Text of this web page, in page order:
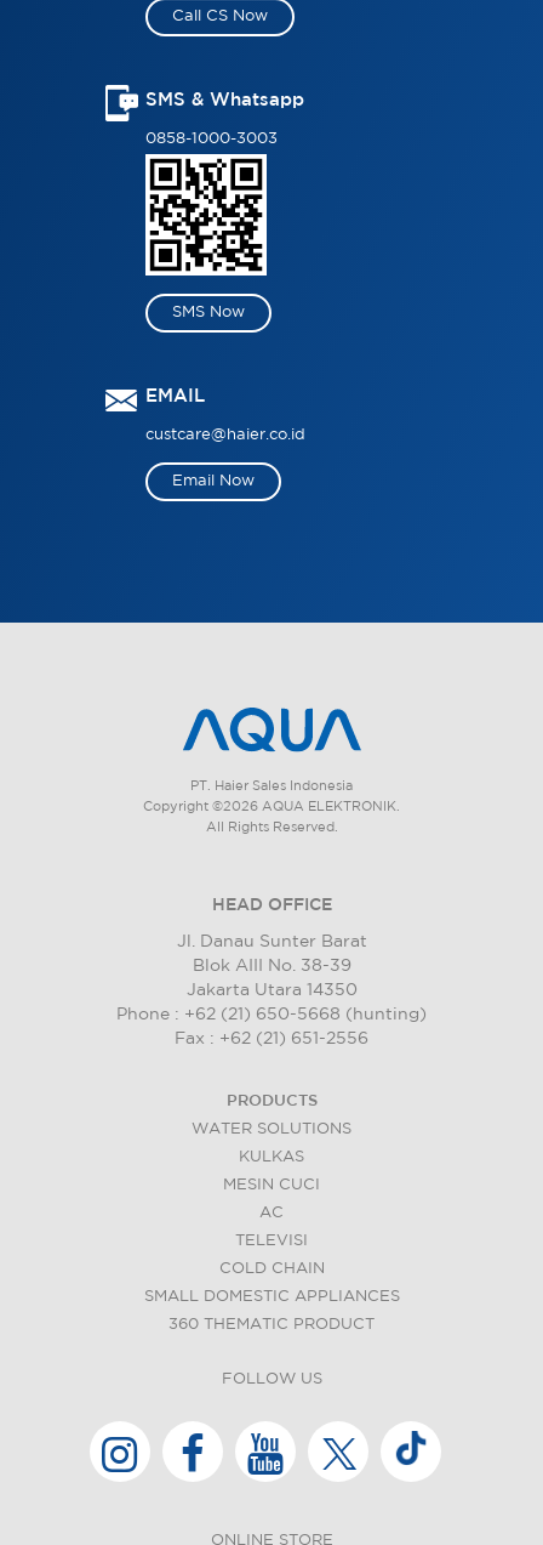
Call CS Now
SMS & Whatsapp
0858-1000-3003
SMS Now
EMAIL
custcare@haier.co.id
Email Now
PT. Haier Sales Indonesia
Copyright ©2026 AQUA ELEKTRONIK.
All Rights Reserved.
HEAD OFFICE
Jl. Danau Sunter Barat
Blok AIII No. 38-39
Jakarta Utara 14350
Phone : +62 (21) 650-5668 (hunting)
Fax : +62 (21) 651-2556
PRODUCTS
WATER SOLUTIONS
KULKAS
MESIN CUCI
AC
TELEVISI
COLD CHAIN
SMALL DOMESTIC APPLIANCES
360 THEMATIC PRODUCT
FOLLOW US
ONLINE STORE